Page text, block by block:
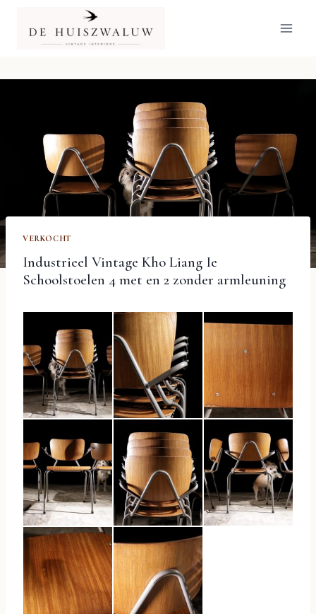
inhoud
VERKOCHT
Industrieel Vintage Kho Liang Ie
Schoolstoelen 4 met en 2 zonder armleuning